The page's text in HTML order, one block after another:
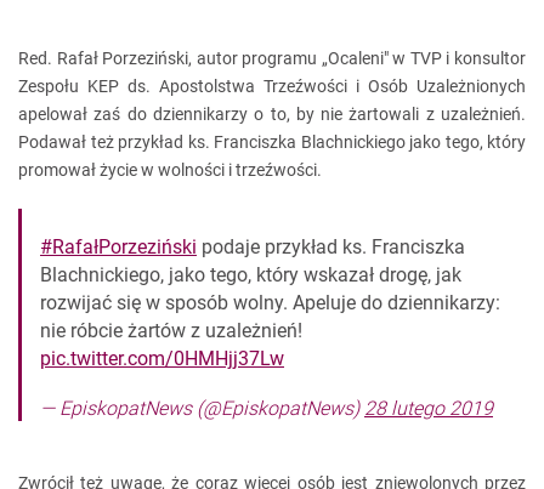
Red. Rafał Porzeziński, autor programu „Ocaleni" w TVP i konsultor
Zespołu KEP ds. Apostolstwa Trzeźwości i Osób Uzależnionych
apelował zaś do dziennikarzy o to, by nie żartowali z uzależnień.
Podawał też przykład ks. Franciszka Blachnickiego jako tego, który
promował życie w wolności i trzeźwości.
#RafałPorzeziński podaje przykład ks. Franciszka
Blachnickiego, jako tego, który wskazał drogę, jak
rozwijać się w sposób wolny. Apeluje do dziennikarzy:
nie róbcie żartów z uzależnień!
pic.twitter.com/0HMHjj37Lw
— EpiskopatNews (@EpiskopatNews) 28 lutego 2019
Zwrócił też uwagę, że coraz więcej osób jest zniewolonych przez